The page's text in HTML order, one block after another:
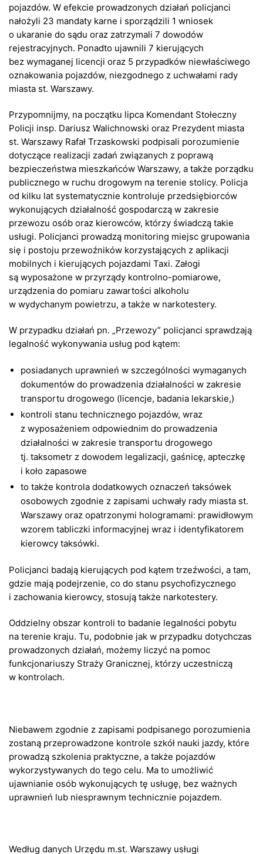
pojazdów. W efekcie prowadzonych działań policjanci
nałożyli 23 mandaty karne i sporządzili 1 wniosek
o ukaranie do sądu oraz zatrzymali 7 dowodów
rejestracyjnych. Ponadto ujawnili 7 kierujących
bez wymaganej licencji oraz 5 przypadków niewłaściwego
oznakowania pojazdów, niezgodnego z uchwałami rady
miasta st. Warszawy.
Przypomnijmy, na początku lipca Komendant Stołeczny
Policji insp. Dariusz Walichnowski oraz Prezydent miasta
st. Warszawy Rafał Trzaskowski podpisali porozumienie
dotyczące realizacji zadań związanych z poprawą
bezpieczeństwa mieszkańców Warszawy, a także porządku
publicznego w ruchu drogowym na terenie stolicy. Policja
od kilku lat systematycznie kontroluje przedsiębiorców
wykonujących działalność gospodarczą w zakresie
przewozu osób oraz kierowców, którzy świadczą takie
usługi. Policjanci prowadzą monitoring miejsc grupowania
się i postoju przewoźników korzystających z aplikacji
mobilnych i kierujących pojazdami Taxi. Załogi
są wyposażone w przyrządy kontrolno-pomiarowe,
urządzenia do pomiaru zawartości alkoholu
w wydychanym powietrzu, a także w narkotestery.
W przypadku działań pn. „Przewozy” policjanci sprawdzają
legalność wykonywania usług pod kątem:
posiadanych uprawnień w szczególności wymaganych
dokumentów do prowadzenia działalności w zakresie
transportu drogowego (licencje, badania lekarskie,)
kontroli stanu technicznego pojazdów, wraz
z wyposażeniem odpowiednim do prowadzenia
działalności w zakresie transportu drogowego
tj. taksometr z dowodem legalizacji, gaśnicę, apteczkę
i koło zapasowe
to także kontrola dodatkowych oznaczeń taksówek
osobowych zgodnie z zapisami uchwały rady miasta st.
Warszawy oraz opatrzonymi hologramami: prawidłowym
wzorem tabliczki informacyjnej wraz i identyfikatorem
kierowcy taksówki.
Policjanci badają kierujących pod kątem trzeźwości, a tam,
gdzie mają podejrzenie, co do stanu psychofizycznego
i zachowania kierowcy, stosują także narkotestery.
Oddzielny obszar kontroli to badanie legalności pobytu
na terenie kraju. Tu, podobnie jak w przypadku dotychczas
prowadzonych działań, możemy liczyć na pomoc
funkcjonariuszy Straży Granicznej, którzy uczestniczą
w kontrolach.
Niebawem zgodnie z zapisami podpisanego porozumienia
zostaną przeprowadzone kontrole szkół nauki jazdy, które
prowadzą szkolenia praktyczne, a także pojazdów
wykorzystywanych do tego celu. Ma to umożliwić
ujawnianie osób wykonujących tę usługę, bez ważnych
uprawnień lub niesprawnym technicznie pojazdem.
Według danych Urzędu m.st. Warszawy usługi